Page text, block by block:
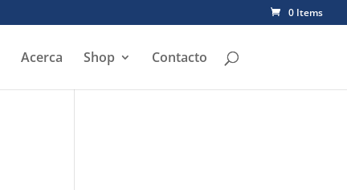
0 Items
Acerca Shop Contacto